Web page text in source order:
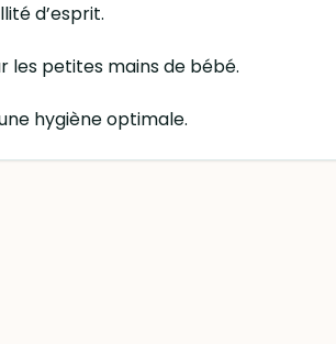
d’esprit.
les petites mains de bébé.
hygiène optimale.